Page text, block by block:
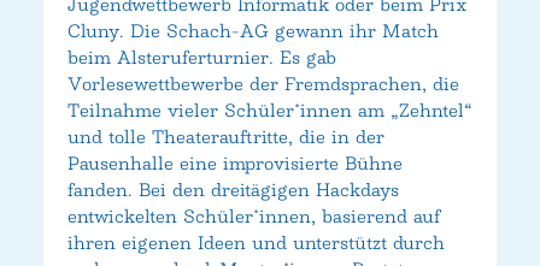
Cluny. Die Schach-AG gewann ihr Match
beim Alsteruferturnier. Es gab
Vorlesewettbewerbe der Fremdsprachen, die
Teilnahme vieler Schüler*innen am „Zehntel“
und tolle Theaterauftritte, die in der
Pausenhalle eine improvisierte Bühne
fanden. Bei den dreitägigen Hackdays
entwickelten Schüler*innen, basierend auf
ihren eigenen Ideen und unterstützt durch